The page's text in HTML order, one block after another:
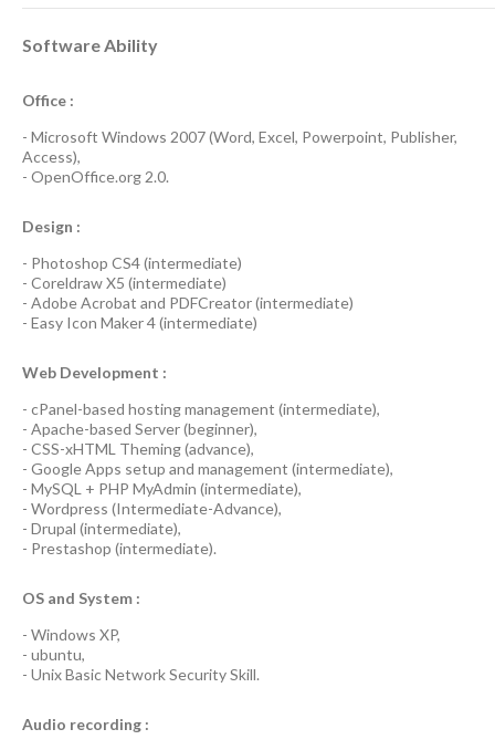
Software Ability
Office :
- Microsoft Windows 2007(Word, Excel, Powerpoint, Publisher,
Access),
- OpenOffice.org 2.0.
Design :
- Photoshop CS4(intermediate)
- Coreldraw X5 (intermediate)
- Adobe Acrobat and PDFCreator(intermediate)
- Easy Icon Maker 4(intermediate)
Web Development :
- cPanel-based hosting management (intermediate),
- Apache-based Server(beginner),
- CSS-xHTML Theming(advance),
- Google Apps setup and management (intermediate),
- MySQL + PHP MyAdmin (intermediate),
- Wordpress (Intermediate-Advance),
- Drupal (intermediate),
- Prestashop (intermediate).
OS and System :
- Windows XP,
- ubuntu,
- Unix Basic Network SecuritySkill.
Audio recording :